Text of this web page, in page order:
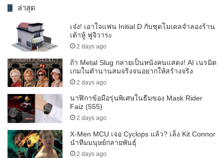
ล่าสุด
เจ๋ง! เอาใจแฟน Initial D กับชุดโมเดลจำลองร้าน
เต้าหู้ ฟูจิวาระ
2 days ago
ถ้า Metal Slug กลายเป็นหนังคนแสดง! AI เนรมิต
เกมในตำนานสมจริงจนอยากให้สร้างจริง
2 days ago
นาฬิกาข้อมือรุ่นพิเศษในธีมของ Mask Rider
Faiz (555)
2 days ago
X-Men MCU เจอ Cyclops แล้ว? เล็ง Kit Connor
นำทีมมนุษย์กลายพันธุ์
2 days ago